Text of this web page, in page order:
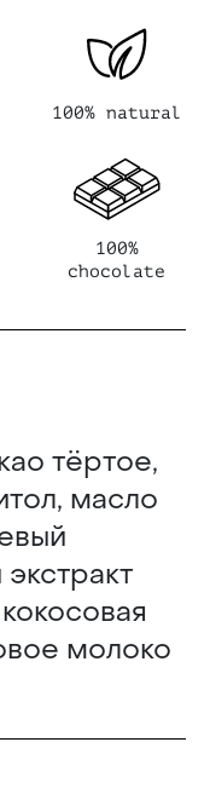
100% natural
100%
chocolate
тёртое,
масло
молоко